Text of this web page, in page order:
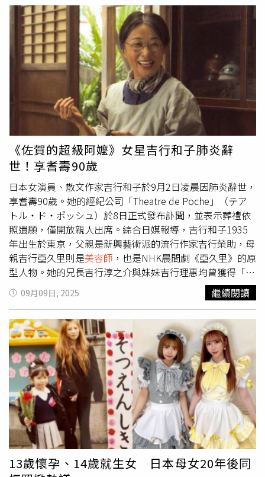
往該美容中心的西溪銀泰店嘗試。周男體驗時，
先替
他做所謂「皮膚檢測」，並指出他臉部缺水、毛孔粗大、痘
印明顯等多項問題，隨後開始推銷療程並建議辦卡。周男表
示，美容師介紹的第一個療程包含補水、敷面膜與祛痘，共
45次，花費8180元（約新台幣37000元）。之後在7月11日
周男再次去店裡消費，員工又勸他升級，強調有「優惠名
額」並能改善膚況。最終，周男又花了47000元（約新台幣
211000元）購買10次「藍銅胜肽」課程，宣稱能收縮毛
孔、修復痘疤，還附贈修復產品。然而，周男做了數次療程
後，發現幾乎沒有效果。從周男在7月14日拍攝的照片顯
示，他的臉上仍有痘印與脫皮現象，但店家解釋屬於「正常
反應」；周男卻說，膚況改善主要來自基礎清潔療程，昂貴
的藍銅胜肽並未產生明顯改變。而8月17日，周男消費時再
次被推銷「升級卡」，聲稱只要再付7020元（約新台幣
32000元），就可以一年內不限次數體驗原方案；周男擔心
效果受影響，還是選擇付款。最後周男3項課程竟花費
62200元（約新台幣28萬元），其中大部分金額還是分期貸
款支付，還款24期，他每個月須繳2488元（約新台幣
11200元）。事後周男感覺經濟壓力過大，開始向美容中心
尋求退費，店家卻拿出他當初簽下的「同意書」，強調若中
途解約得支付25%違約金，並按單次原價計算已使用次數。
周男透露，當初在猶豫時又被誘導簽下「肖像權授權書」，
以拍攝宣傳影片抵扣部分費用，等於又多付了6000元（約
新台幣27000元）。對此，「白博士面部皮膚管理中心」西
溪銀泰店陳店長回應，他們願意私下與周男協調，並表示店
家已向公司回報情況，會再跟進處理；但陳店長強調，門市
會以「好聚好散」為原則，希望和平解決爭議。周男無奈表
示，自己原本只是想簡單保養，卻掉入美容業推銷話術與貸
款陷阱，感嘆「以前最多只是洗臉、擦乳液，結果被說皮膚
問題一堆。現在回頭看，其實沒那麼嚴重」，他也用自身慘
痛經驗呼籲民眾，面對美容推銷時務必謹慎，避免重蹈覆
轍。
《佐賀的超級阿嬤》女星吉行和子肺炎辭
世！享耆壽90歲
日本女演員、散文作家吉行和子於9月2日凌晨因肺炎辭世，
享耆壽90歲。她的經紀公司「Theatre de Poche」（テア
トル・ド・ポッシュ）於8日正式發布訃聞，並表示葬禮依
照遺願，僅開放親人出席。綜合日媒報導，吉行和子1935
年出生於東京，父親是新興藝術派的流行作家吉行榮助，母
親吉行亞久里則是美容師 ，也是NHK晨間劇《亞久里》的原
型人物。她的兄長吉行淳之介與妹妹吉行理惠均曾獲得「芥
川龍之介賞」（紀念日本大正時代文豪芥川龍之介所設立的
文學獎），堪稱文學世家。吉行自中學時期因觀賞民藝劇團
的演出深受震撼，決心投身表演。1957年，她在《安妮日
記》初登舞台並擔任主角，正式展開演員生涯。1959年，
她憑電影《二庵醬》獲得每日電影獎最佳女配角獎，之後陸
續在影壇嶄露頭角。1978年主演大島渚（Nagisa Oshima）
執導的《愛的亡靈》，更奠定其地位。然而，她在33歲時選
擇退出民藝劇團，一度面臨演藝低潮。為尋找新舞台，她開
始每年自選劇目、自組團隊公演，並於1992年起推出長達
13年的獨角戲《MITSUKO》，更走出海外演出。這些自主
企劃成為她後期持續創作的支柱。電視劇方面，她在
TBS《三年B組金八先生》與《長不齊的蘋果們》中有亮眼
表現，也在富士電視台《護士的工作》中飾演守護年輕護士
的護理長，展現溫暖而堅定的演技。電影領域則以《佐賀的
09月09日, 2025 繼續閱讀
13歲懷孕、14歲就生女 日本母女20年後同